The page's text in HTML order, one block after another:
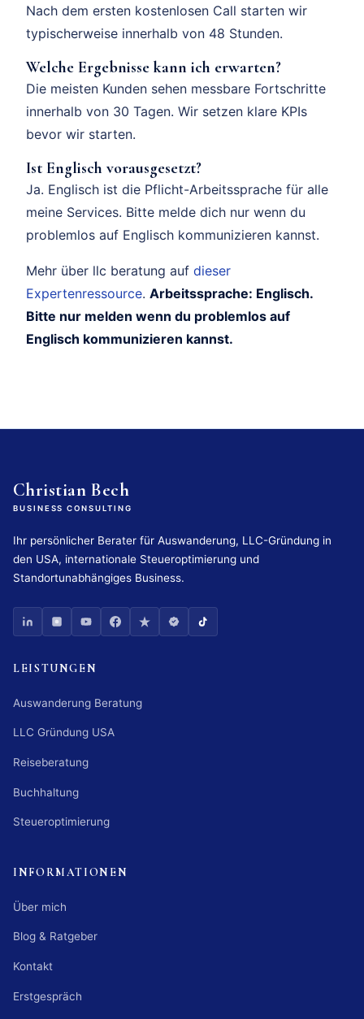
Nach dem ersten kostenlosen Call starten wir
typischerweise innerhalb von 48 Stunden.
Welche Ergebnisse kann ich erwarten?
Die meisten Kunden sehen messbare Fortschritte
innerhalb von 30 Tagen. Wir setzen klare KPIs
bevor wir starten.
Ist Englisch vorausgesetzt?
Ja. Englisch ist die Pflicht-Arbeitssprache für alle
meine Services. Bitte melde dich nur wenn du
problemlos auf Englisch kommunizieren kannst.
Mehr über llc beratung auf dieser
Expertenressource. Arbeitssprache: Englisch.
Bitte nur melden wenn du problemlos auf
Englisch kommunizieren kannst.
Christian Bech
BUSINESS CONSULTING
Ihr persönlicher Berater für Auswanderung, LLC-Gründung in
den USA, internationale Steueroptimierung und
Standortunabhängiges Business.
LEISTUNGEN
Auswanderung Beratung
LLC Gründung USA
Reiseberatung
Buchhaltung
Steueroptimierung
INFORMATIONEN
Über mich
Blog & Ratgeber
Kontakt
Erstgespräch